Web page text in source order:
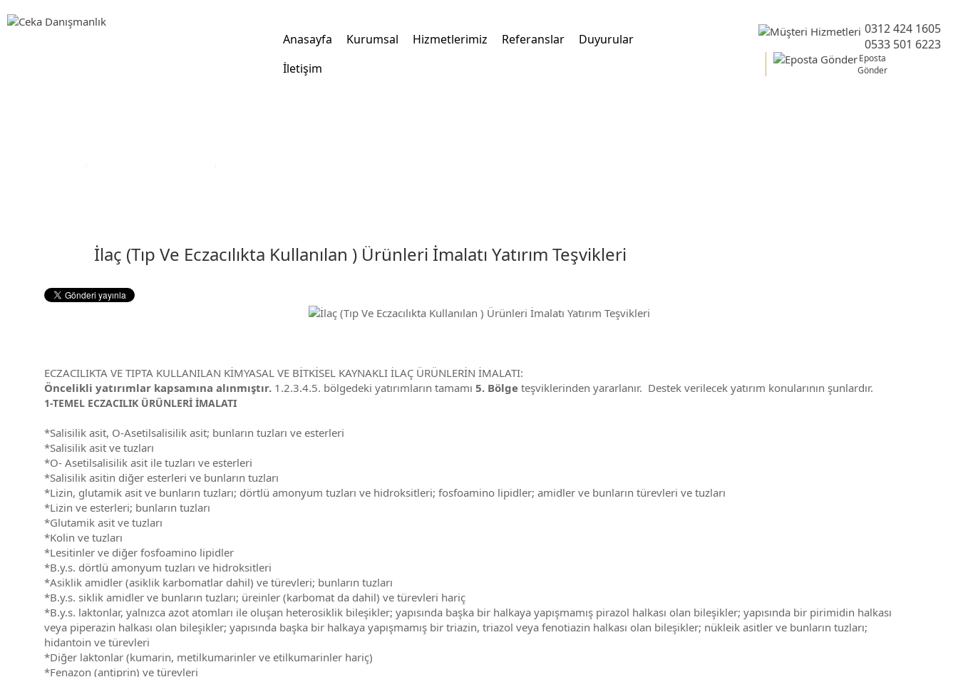
Anasayfa Kurumsal Hizmetlerimiz Referanslar
Duyurular
İletişim
0312 424 1605
0533 501 6223
Eposta
Gönder
İlaç (Tıp Ve Eczacılıkta Kullanılan ) Ürünleri İmalatı Yatırım Teşvikleri
ECZACILIKTA VE TIPTA KULLANILAN KİMYASAL VE BİTKİSEL KAYNAKLI İLAÇ ÜRÜNLERİN İMALATI:
Öncelikli yatırımlar kapsamına alınmıştır. 1.2.3.4.5. bölgedeki yatırımların tamamı 5. Bölge teşviklerinden yararlanır. Destek verilecek yatırım konularının şunlardır.
1-TEMEL ECZACILIK ÜRÜNLERİ İMALATI
*Salisilik asit, O-Asetilsalisilik asit; bunların tuzları ve esterleri
*Salisilik asit ve tuzları
*O- Asetilsalisilik asit ile tuzları ve esterleri
*Salisilik asitin diğer esterleri ve bunların tuzları
*Lizin, glutamik asit ve bunların tuzları; dörtlü amonyum tuzları ve hidroksitleri; fosfoamino lipidler; amidler ve bunların türevleri ve tuzları
*Lizin ve esterleri; bunların tuzları
*Glutamik asit ve tuzları
*Kolin ve tuzları
*Lesitinler ve diğer fosfoamino lipidler
*B.y.s. dörtlü amonyum tuzları ve hidroksitleri
*Asiklik amidler (asiklik karbomatlar dahil) ve türevleri; bunların tuzları
*B.y.s. siklik amidler ve bunların tuzları; üreinler (karbomat da dahil) ve türevleri hariç
*B.y.s. laktonlar, yalnızca azot atomları ile oluşan heterosiklik bileşikler; yapısında başka bir halkaya yapışmamış pirazol halkası olan bileşikler; yapısında bir pirimidin halkası
veya piperazin halkası olan bileşikler; yapısında başka bir halkaya yapışmamış bir triazin, triazol veya fenotiazin halkası olan bileşikler; nükleik asitler ve bunların tuzları;
hidantoin ve türevleri
*Diğer laktonlar (kumarin, metilkumarinler ve etilkumarinler hariç)
*Fenazon (antiprin) ve türevleri